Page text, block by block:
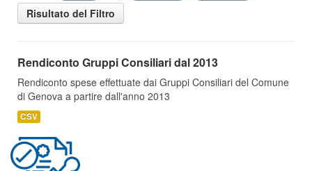
Risultato del Filtro
Rendiconto Gruppi Consiliari dal 2013
Rendiconto spese effettuate dai Gruppi Consiliari del Comune
di Genova a partire dall'anno 2013
CSV